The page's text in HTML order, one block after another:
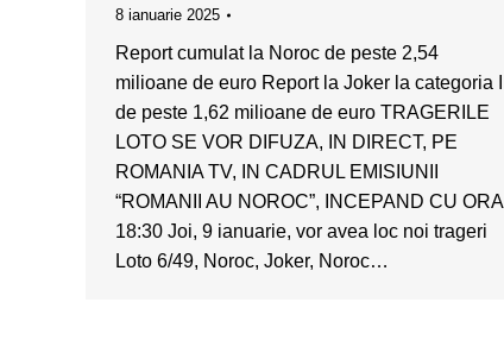
8 ianuarie 2025
Report cumulat la Noroc de peste 2,54
milioane de euro Report la Joker la categoria I
de peste 1,62 milioane de euro TRAGERILE
LOTO SE VOR DIFUZA, IN DIRECT, PE
ROMANIA TV, IN CADRUL EMISIUNII
“ROMANII AU NOROC”, INCEPAND CU ORA
18:30 Joi, 9 ianuarie, vor avea loc noi trageri
Loto 6/49, Noroc, Joker, Noroc…